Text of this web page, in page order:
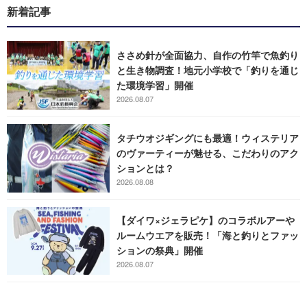
新着記事
ささめ針が全面協力、自作の竹竿で魚釣り
と生き物調査！地元小学校で「釣りを通じ
た環境学習」開催
2026.08.07
タチウオジギングにも最適！ウィステリア
のヴァーティーが魅せる、こだわりのアク
ションとは？
2026.08.08
【ダイワ×ジェラピケ】のコラボルアーや
ルームウエアを販売！「海と釣りとファッ
ションの祭典」開催
2026.08.07